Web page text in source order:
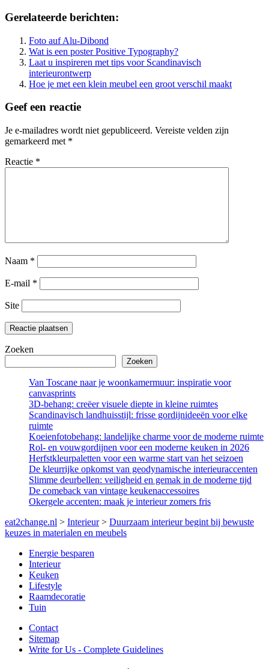
Gerelateerde berichten:
Foto auf Alu-Dibond
Wat is een poster Positive Typography?
Laat u inspireren met tips voor Scandinavisch
interieurontwerp
Hoe je met een klein meubel een groot verschil maakt
Geef een reactie
Je e-mailadres wordt niet gepubliceerd. Vereiste velden zijn
gemarkeerd met *
Reactie *
Naam *
E-mail *
Site
Zoeken
Zoeken
Van Toscane naar je woonkamermuur: inspiratie voor
canvasprints
3D-behang: creëer visuele diepte in kleine ruimtes
Scandinavisch landhuisstijl: frisse gordijnideeën voor elke
ruimte
Koeienfotobehang: landelijke charme voor de moderne ruimte
Rol- en vouwgordijnen voor een moderne keuken in 2026
Herfstkleurpaletten voor een warme start van het seizoen
De kleurrijke opkomst van geodynamische interieuraccenten
Slimme deurbellen: veiligheid en gemak in de moderne tijd
De comeback van vintage keukenaccessoires
Okergele accenten: maak je interieur zomers fris
eat2change.nl > Interieur> Duurzaam interieur begint bij bewuste
keuzes in materialen en meubels
Energie besparen
Interieur
Keuken
Lifestyle
Raamdecoratie
Tuin
Contact
Sitemap
Write for Us - Complete Guidelines